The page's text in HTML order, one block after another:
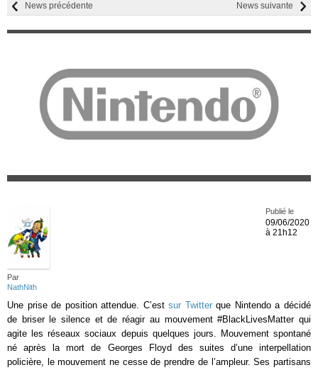
News suivante
News précédente
Par
NathNith
Publié le
09/06/2020
à 21h12
Une prise de position attendue. C’estsur Twitterque Nintendo a décidé
de briser le silence et de réagir au mouvement #BlackLivesMatter qui
agite les réseaux sociaux depuis quelques jours. Mouvement spontané
né après la mort de Georges Floyd des suites d’une interpellation
policière, le mouvement ne cesse de prendre de l’ampleur. Ses partisans